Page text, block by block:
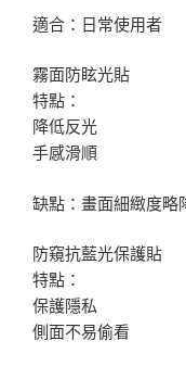
適合：日常使用者
霧面防眩光貼
特點：
降低反光
手感滑順
缺點：畫面細緻度略
防窺抗藍光保護貼
特點：
保護隱私
側面不易偷看